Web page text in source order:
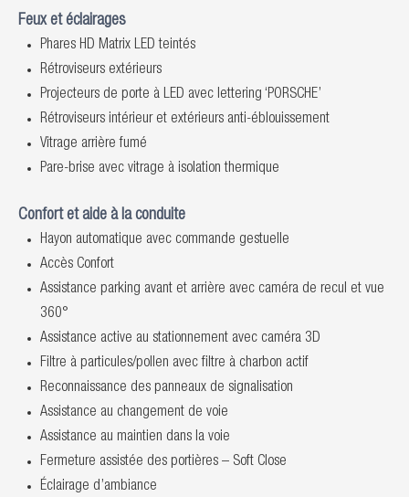
Feux et éclairages
Phares HD Matrix LED teintés
Rétroviseurs extérieurs
Projecteurs de porte à LED avec lettering ‘PORSCHE’
Rétroviseurs intérieur et extérieurs anti-éblouissement
Vitrage arrière fumé
Pare-brise avec vitrage à isolation thermique
Confort et aide à la conduite
Hayon automatique avec commande gestuelle
Accès Confort
Assistance parking avant et arrière avec caméra de recul et vue
360°
Assistance active au stationnement avec caméra 3D
Filtre à particules/pollen avec filtre à charbon actif
Reconnaissance des panneaux de signalisation
Assistance au changement de voie
Assistance au maintien dans la voie
Fermeture assistée des portières – Soft Close
Éclairage d’ambiance